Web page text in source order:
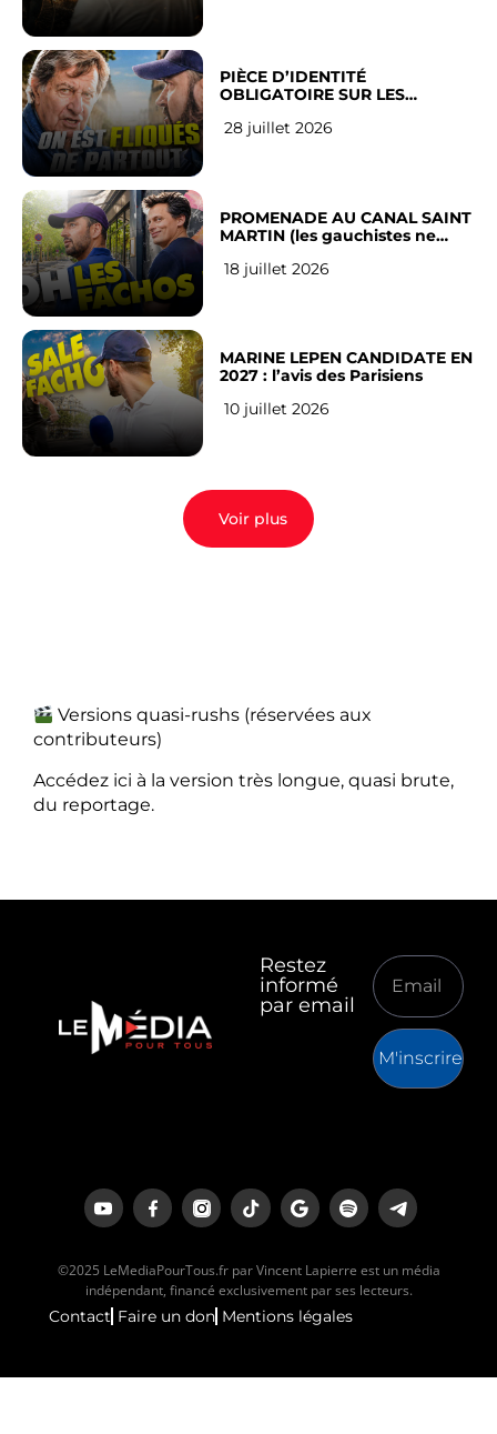
PIÈCE D’IDENTITÉ
OBLIGATOIRE SUR LES
Français
28 juillet 2026
PROMENADE AU CANAL SAINT
MARTIN (les gauchistes ne
18 juillet 2026
MARINE LEPEN CANDIDATE EN
2027 : l’avis des Parisiens
10 juillet 2026
Voir plus
Versions quasi-rushs (réservées aux
contributeurs)
Accédez ici à la version très longue, quasi brute,
du reportage.
Restez
informé
par email
M'inscrire
©2025 LeMediaPourTous.fr par Vincent Lapierre est un média
indépendant, financé exclusivement par ses lecteurs.
Contact Faire un don Mentions légales